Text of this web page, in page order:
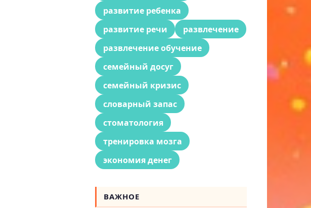
развитие ребенка
развитие речи
развлечение
развлечение обучение
семейный досуг
семейный кризис
словарный запас
стоматология
тренировка мозга
экономия денег
ВАЖНОЕ